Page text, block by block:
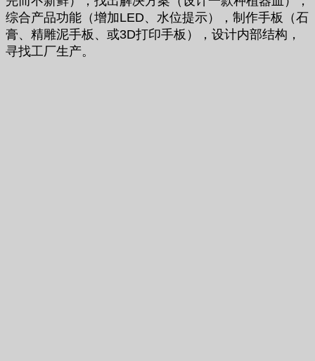
综合产品功能（增加LED、水位提示），制作手板（石
膏、精雕泥手板、或3D打印手板），设计内部结构，
寻找工厂生产。